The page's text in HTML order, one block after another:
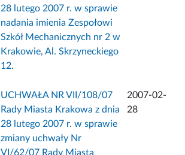
28 lutego 2007 r. w sprawie
nadania imienia Zespołowi
Szkół Mechanicznych nr 2 w
Krakowie, Al. Skrzyneckiego
12.
UCHWAŁA NR VII/108/07
Rady Miasta Krakowa z dnia
28 lutego 2007 r. w sprawie
zmiany uchwały Nr
VI/62/07 Rady Miasta
2007-02-
28